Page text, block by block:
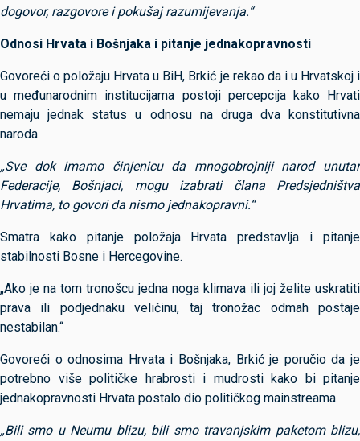
dogovor, razgovore i pokušaj razumijevanja.“
Odnosi Hrvata i Bošnjaka i pitanje jednakopravnosti
Govoreći o položaju Hrvata u BiH, Brkić je rekao da i u Hrvatskoj i
u međunarodnim institucijama postoji percepcija kako Hrvati
nemaju jednak status u odnosu na druga dva konstitutivna
naroda.
„Sve dok imamo činjenicu da mnogobrojniji narod unutar
Federacije, Bošnjaci, mogu izabrati člana Predsjedništva
Hrvatima, to govori da nismo jednakopravni.“
Smatra kako pitanje položaja Hrvata predstavlja i pitanje
stabilnosti Bosne i Hercegovine.
„Ako je na tom tronošcu jedna noga klimava ili joj želite uskratiti
prava ili podjednaku veličinu, taj tronožac odmah postaje
nestabilan.“
Govoreći o odnosima Hrvata i Bošnjaka, Brkić je poručio da je
potrebno više političke hrabrosti i mudrosti kako bi pitanje
jednakopravnosti Hrvata postalo dio političkog mainstreama.
„Bili smo u Neumu blizu, bili smo travanjskim paketom blizu,